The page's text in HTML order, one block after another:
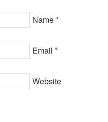
Name*
Email *
Website